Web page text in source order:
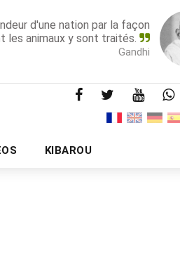
d'une nation par la façon
les animaux y sont traités.
Gandhi
KIBAROU